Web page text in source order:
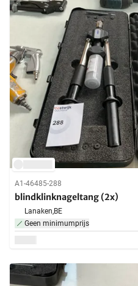
A1-46485-288
blindklinknageltang (2x)
Lanaken,BE
Geen minimumprijs